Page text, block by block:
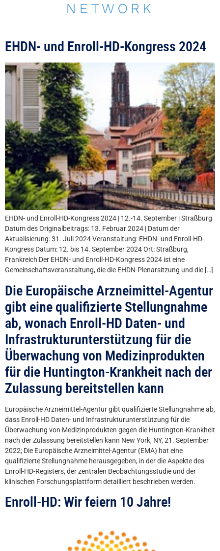
EHDN- und Enroll-HD-Kongress 2024
EHDN- und Enroll-HD-Kongress 2024 | 12.-14. September | Straßburg
Datum des Originalbeitrags: 13. Februar 2024 | Datum der
Aktualisierung: 31. Juli 2024 Veranstaltung: EHDN- und Enroll-HD-
Kongress Datum: 12. bis 14. September 2024 Ort: Straßburg,
Frankreich Der EHDN- und Enroll-HD-Kongress 2024 ist eine
Gemeinschaftsveranstaltung, die die EHDN-Plenarsitzung und die […]
Die Europäische Arzneimittel-Agentur
gibt eine qualifizierte Stellungnahme
ab, wonach Enroll-HD Daten- und
Infrastrukturunterstützung für die
Überwachung von Medizinprodukten
für die Huntington-Krankheit nach der
Zulassung bereitstellen kann
Europäische Arzneimittel-Agentur gibt qualifizierte Stellungnahme ab,
dass Enroll-HD Daten- und Infrastrukturunterstützung für die
Überwachung von Medizinprodukten gegen die Huntington-Krankheit
nach der Zulassung bereitstellen kann New York, NY, 21. September
2022; Die Europäische Arzneimittel-Agentur (EMA) hat eine
qualifizierte Stellungnahme herausgegeben, in der die Aspekte des
Enroll-HD-Registers, der zentralen Beobachtungsstudie und der
klinischen Forschungsplattform detailliert beschrieben werden.
Enroll-HD: Wir feiern 10 Jahre!